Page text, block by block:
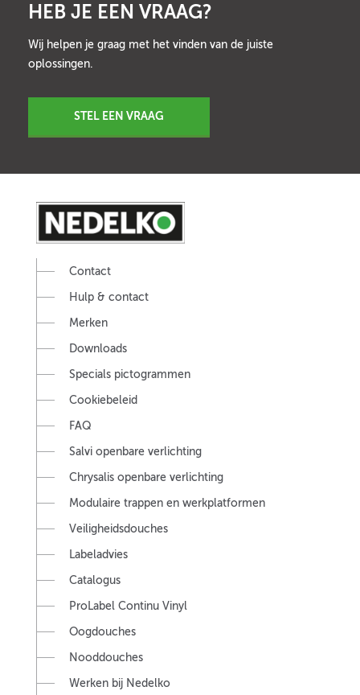
HEB JE EEN VRAAG?
Wij helpen je graag met het vinden van de juiste
oplossingen.
STEL EEN VRAAG
Contact
Hulp & contact
Merken
Downloads
Specials pictogrammen
Cookiebeleid
FAQ
Salvi openbare verlichting
Chrysalis openbare verlichting
Modulaire trappen en werkplatformen
Veiligheidsdouches
Labeladvies
Catalogus
ProLabel Continu Vinyl
Oogdouches
Nooddouches
Werken bij Nedelko